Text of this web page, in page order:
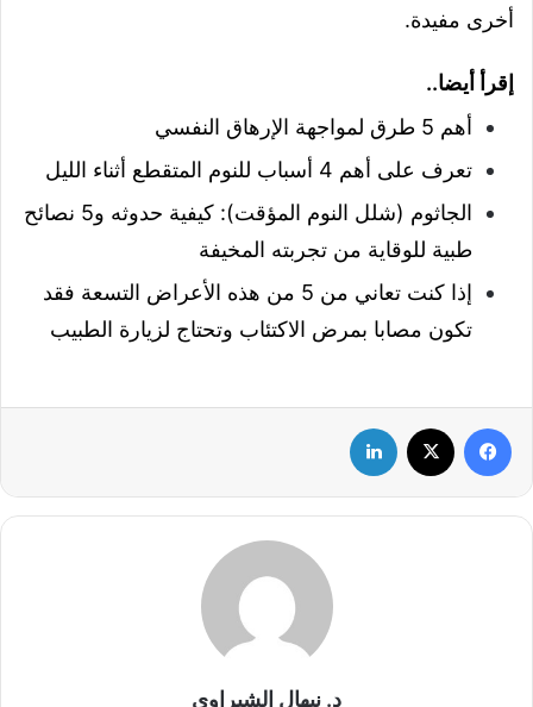
أخرى مفيدة.
إقرأ أيضا..
أهم 5 طرق لمواجهة الإرهاق النفسي
تعرف على أهم 4 أسباب للنوم المتقطع أثناء الليل
الجاثوم (شلل النوم المؤقت): كيفية حدوثه و5 نصائح
طبية للوقاية من تجربته المخيفة
إذا كنت تعاني من 5 من هذه الأعراض التسعة فقد
تكون مصابا بمرض الاكتئاب وتحتاج لزيارة الطبيب
د. نيهال الشبراوي